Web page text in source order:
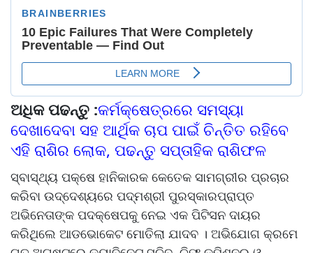
ଅଧିକ ପଢନ୍ତୁ :କର୍ମକ୍ଷେତ୍ରରେ ସମସ୍ୟା
ଦେଖାଦେବା ସହ ଆର୍ଥିକ ଚାପ ପାଇଁ ଚିନ୍ତିତ ରହିବେ
ଏହି ରାଶିର ଲୋକ, ପଢନ୍ତୁ ସପ୍ତାହିକ ରାଶିଫଳ
ସ୍ବାସ୍ଥ୍ୟ ପକ୍ଷେ ହାନିକାରକ କେତେକ ସାମଗ୍ରୀର ପ୍ରଚାର
କରିବା ଉଦ୍ଦେଶ୍ୟରେ ପଦ୍ମଶ୍ରୀ ପୁରସ୍କାରପ୍ରାପ୍ତ
ଅଭିନେତାଙ୍କ ପଦକ୍ଷେପକୁ ନେଇ ଏକ ପିଟିସନ ଦାୟର
କରିଥିଲେ ଆଡଭୋକେଟ ମୋତିଲା ଯାଦବ । ଅଭିଯୋଗ କ୍ରମେ